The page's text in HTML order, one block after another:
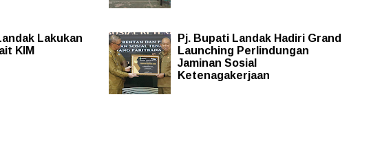
Lakukan
KIM
Pj. Bupati Landak Hadiri Grand
Launching Perlindungan
Jaminan Sosial
Ketenagakerjaan